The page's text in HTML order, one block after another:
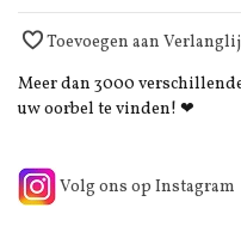
Toevoegen aan
Meer dan 3000
uw oorbel te vinden! ❤
Volg ons op Instagram